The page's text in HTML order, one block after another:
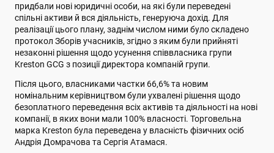
придбали нові юридичні особи, на які були переведені
спільні активи й вся діяльність, генеруюча дохід. Для
реалізації цього плану, заднім числом ними було складено
протокол Зборів учасників, згідно з яким були прийняті
незаконні рішення щодо усунення співвласника групи
Kreston GCG з позиції директора компаній групи.
Після цього, власниками частки 66,6% та новим
номінальним керівництвом були ухвалені рішення щодо
безоплатного переведення всіх активів та діяльності на нові
компанії, в яких вони мали 100% власності. Торговельна
марка Kreston була переведена у власність фізичних осіб
Андрія Домрачова та Сергія Атамася.